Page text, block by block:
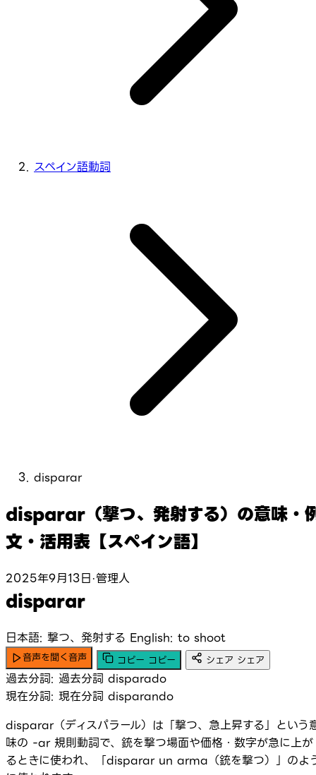
スペイン語動詞
disparar
disparar（撃つ、発射する）の意味・
文・活用表【スペイン語】
2025年9月13日·管理人
disparar
日本語: 撃つ、発射する English: to shoot
音声を聞く音声 コピー コピー シェア シェア
過去分詞: 過去分詞 disparado
現在分詞: 現在分詞 disparando
disparar（ディスパラール）は「撃つ、急上昇する」という
味の -ar 規則動詞で、銃を撃つ場面や価格・数字が急に上が
るときに使われ、「disparar un arma（銃を撃つ）」のよ